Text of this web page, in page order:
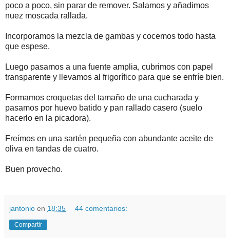
poco a poco, sin parar de remover. Salamos y añadimos
nuez moscada rallada.
Incorporamos la mezcla de gambas y cocemos todo hasta
que espese.
Luego pasamos a una fuente amplia, cubrimos con papel
transparente y llevamos al frigorífico para que se enfríe bien.
Formamos croquetas del tamaño de una cucharada y
pasamos por huevo batido y pan rallado casero (suelo
hacerlo en la picadora).
Freímos en una sartén pequeña con abundante aceite de
oliva en tandas de cuatro.
Buen provecho.
jantonio en 18:35 44 comentarios:
Compartir